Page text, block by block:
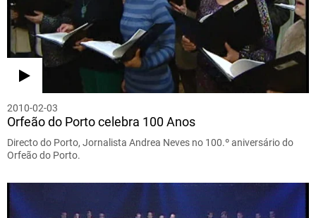
2010-02-03
Orfeão do Porto celebra 100 Anos
Directo do Porto, Jornalista Andrea Neves no 100.º aniversário do
Orfeão do Porto.